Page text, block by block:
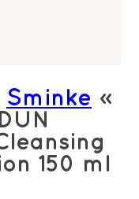
Sminke »
IDUN
150 ml